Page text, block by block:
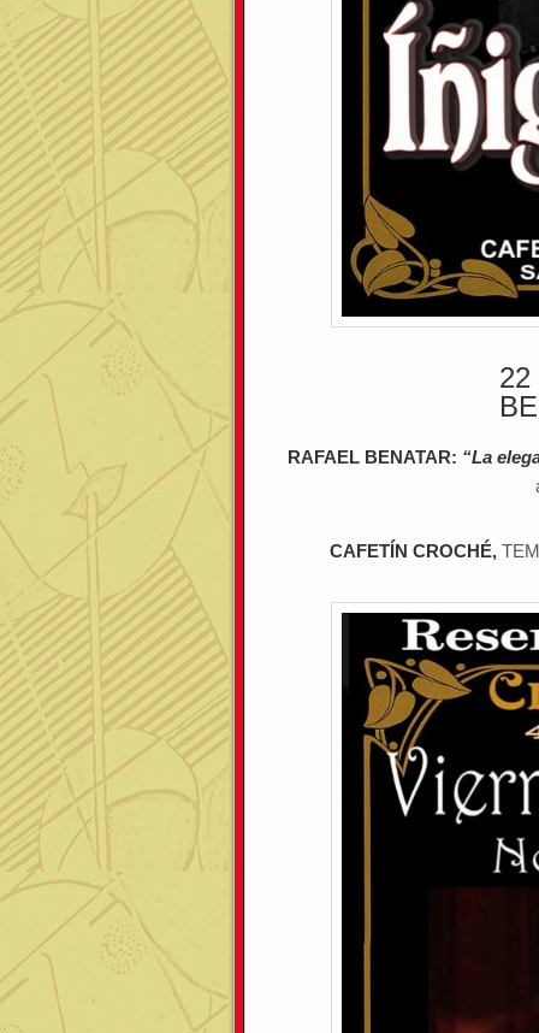
RAFAEL BENATAR: “La
CAFETÍN CROCHÉ,